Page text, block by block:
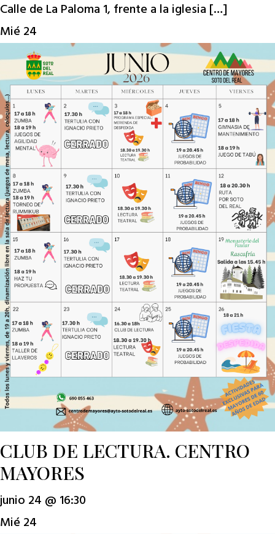
Calle de La Paloma 1, frente a la iglesia […]
Mié 24
CLUB DE LECTURA. CENTRO
MAYORES
junio 24 @ 16:30
Mié 24